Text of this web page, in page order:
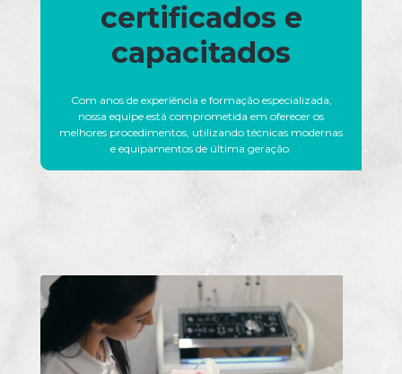
certificados e
capacitados
Com anos de experiência e formação especializada,
nossa equipe está comprometida em oferecer os
melhores procedimentos, utilizando técnicas modernas
e equipamentos de última geração.